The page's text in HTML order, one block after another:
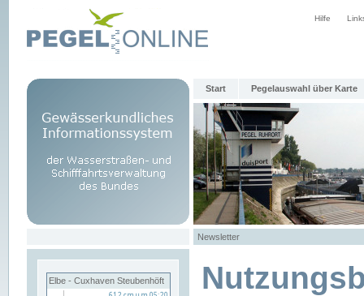
Hilfe
Start Pegelauswahl über Karte
Newsletter
Elbe - Cuxhaven Steubenhöft